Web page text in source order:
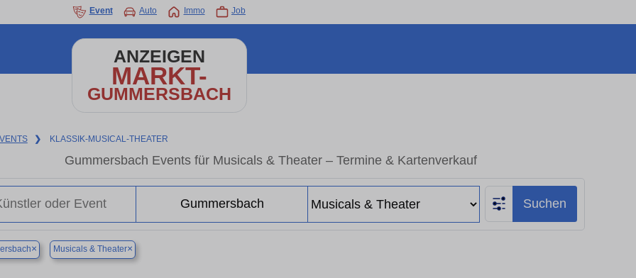
Event Auto Immo Job
ANZEIGEN
MARKT-
GUMMERSBACH
❯ KLASSIK-MUSICAL-THEATER
Gummersbach Events für Musicals & Theater – Termine & Kartenverkauf
Suchen
× Musicals & Theater×